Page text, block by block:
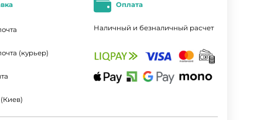
(курьер)
Оплата
Наличный и безналичный расчет